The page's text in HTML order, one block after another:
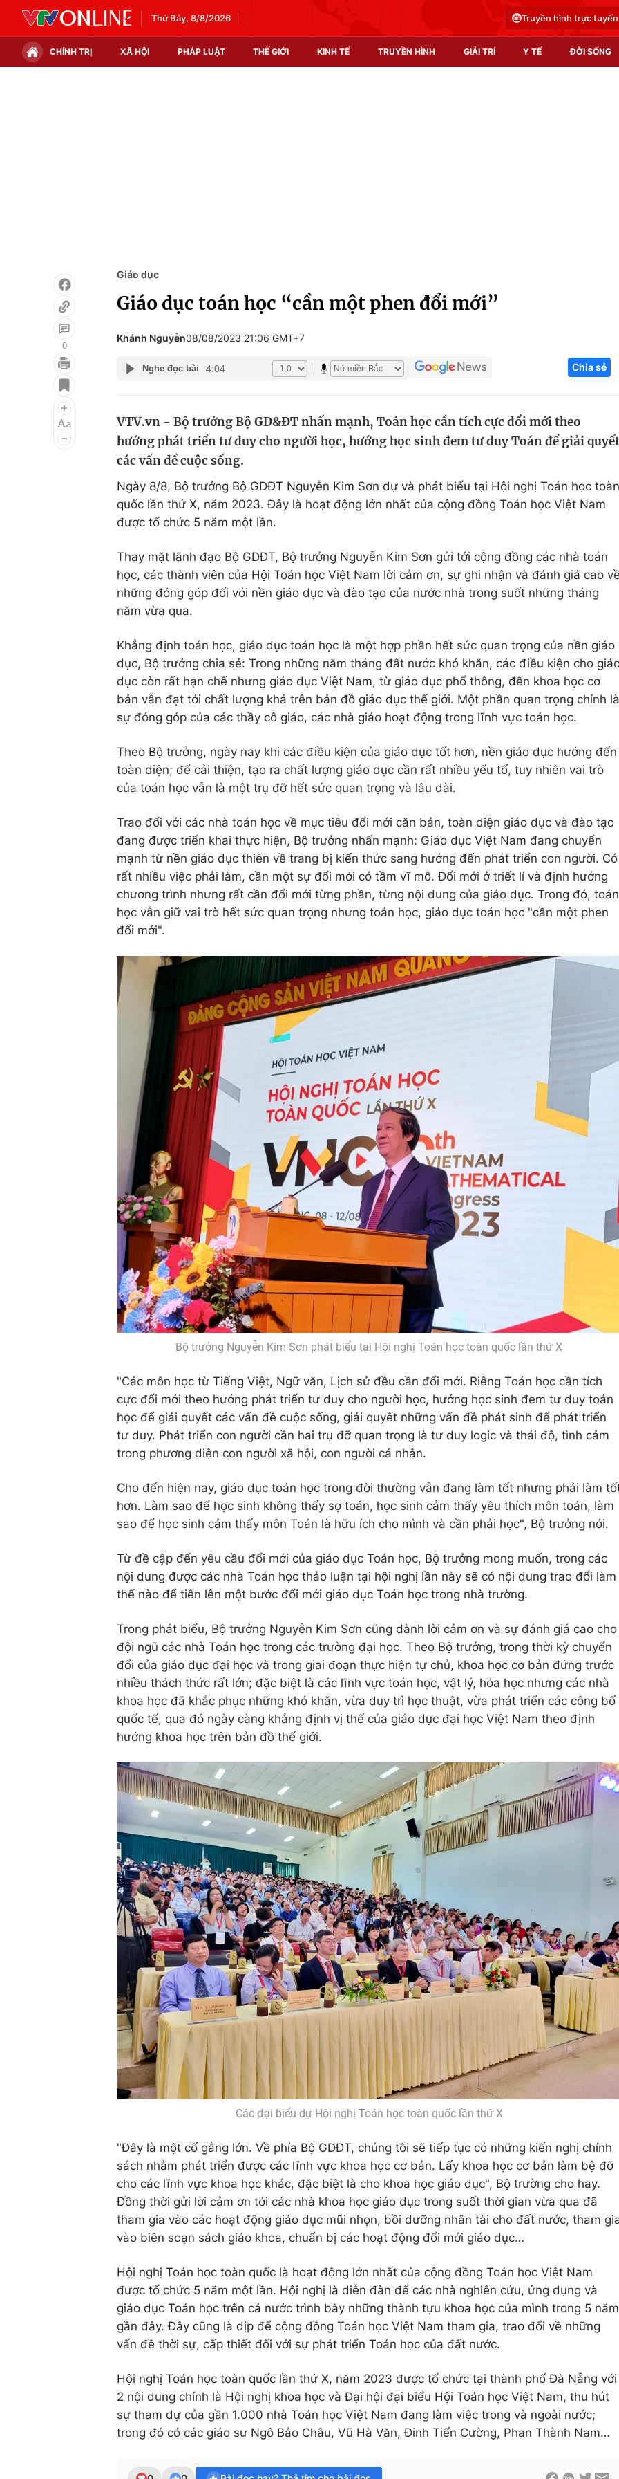
Thứ Bảy, 8/8/2026 Truyền hình trực tuyến
CHÍNH TRỊ XÃ HỘI PHÁP LUẬT THẾ GIỚI KINH TẾ TRUYỀN HÌNH GIẢI TRÍ Y TẾ ĐỜI SỐNG
Điện ảnh
Âm nhạc
Làm đẹp
Chất lượng cuộc sống
Giáo dục
Học trực tuyến
Công nghệ
Sản phẩm
Tư vấn
0
Giáo dục
Giáo dục toán học “cần một phen đổi mới”
Khánh Nguyễn08/08/2023 21:06 GMT+7
Nghe đọc bài 4:04 Chia sẻ
VTV.vn - Bộ trưởng Bộ GD&ĐT nhấn mạnh, Toán học cần tích cực đổi mới theo
hướng phát triển tư duy cho người học, hướng học sinh đem tư duy Toán để giải quyết
các vấn đề cuộc sống.
Ngày 8/8, Bộ trưởng Bộ GDĐT Nguyễn Kim Sơn dự và phát biểu tại Hội nghị Toán học toàn
quốc lần thứ X, năm 2023. Đây là hoạt động lớn nhất của cộng đồng Toán học Việt Nam
được tổ chức 5 năm một lần.
Thay mặt lãnh đạo Bộ GDĐT, Bộ trưởng Nguyễn Kim Sơn gửi tới cộng đồng các nhà toán
học, các thành viên của Hội Toán học Việt Nam lời cảm ơn, sự ghi nhận và đánh giá cao
những đóng góp đối với nền giáo dục và đào tạo của nước nhà trong suốt những tháng
năm vừa qua.
Khẳng định toán học, giáo dục toán học là một hợp phần hết sức quan trọng của nền giáo
dục, Bộ trưởng chia sẻ: Trong những năm tháng đất nước khó khăn, các điều kiện cho
dục còn rất hạn chế nhưng giáo dục Việt Nam, từ giáo dục phổ thông, đến khoa học cơ
bản vẫn đạt tới chất lượng khá trên bản đồ giáo dục thế giới. Một phần quan trọng chính là
sự đóng góp của các thầy cô giáo, các nhà giáo hoạt động trong lĩnh vực toán học.
Theo Bộ trưởng, ngày nay khi các điều kiện của giáo dục tốt hơn, nền giáo dục hướng đến
toàn diện; để cải thiện, tạo ra chất lượng giáo dục cần rất nhiều yếu tố, tuy nhiên vai trò
của toán học vẫn là một trụ đỡ hết sức quan trọng và lâu dài.
Trao đổi với các nhà toán học về mục tiêu đổi mới căn bản, toàn diện giáo dục và đào tạo
đang được triển khai thực hiện, Bộ trưởng nhấn mạnh: Giáo dục Việt Nam đang chuyển
mạnh từ nền giáo dục thiên về trang bị kiến thức sang hướng đến phát triển con người. Có
rất nhiều việc phải làm, cần một sự đổi mới có tầm vĩ mô. Đổi mới ở triết lí và định hướng
chương trình nhưng rất cần đổi mới từng phần, từng nội dung của giáo dục. Trong đó, toán
học vẫn giữ vai trò hết sức quan trọng nhưng toán học, giáo dục toán học "cần một phen
đổi mới".
Bộ trưởng Nguyễn Kim Sơn phát biểu tại Hội nghị Toán học toàn quốc lần thứ X
"Các môn học từ Tiếng Việt, Ngữ văn, Lịch sử đều cần đổi mới. Riêng Toán học cần tích
cực đổi mới theo hướng phát triển tư duy cho người học, hướng học sinh đem tư duy toán
học để giải quyết các vấn đề cuộc sống, giải quyết những vấn đề phát sinh để phát triển
tư duy. Phát triển con người cần hai trụ đỡ quan trọng là tư duy logic và thái độ, tình cảm
trong phương diện con người xã hội, con người cá nhân.
Cho đến hiện nay, giáo dục toán học trong đời thường vẫn đang làm tốt nhưng phải làm
hơn. Làm sao để học sinh không thấy sợ toán, học sinh cảm thấy yêu thích môn toán, làm
sao để học sinh cảm thấy môn Toán là hữu ích cho mình và cần phải học", Bộ trưởng nói.
Từ đề cập đến yêu cầu đổi mới của giáo dục Toán học, Bộ trưởng mong muốn, trong các
nội dung được các nhà Toán học thảo luận tại hội nghị lần này sẽ có nội dung trao đổi làm
thế nào để tiến lên một bước đổi mới giáo dục Toán học trong nhà trường.
Trong phát biểu, Bộ trưởng Nguyễn Kim Sơn cũng dành lời cảm ơn và sự đánh giá cao cho
đội ngũ các nhà Toán học trong các trường đại học. Theo Bộ trưởng, trong thời kỳ chuyển
đổi của giáo dục đại học và trong giai đoạn thực hiện tự chủ, khoa học cơ bản đứng trước
nhiều thách thức rất lớn; đặc biệt là các lĩnh vực toán học, vật lý, hóa học nhưng các nhà
khoa học đã khắc phục những khó khăn, vừa duy trì học thuật, vừa phát triển các công bố
quốc tế, qua đó ngày càng khẳng định vị thế của giáo dục đại học Việt Nam theo định
hướng khoa học trên bản đồ thế giới.
Các đại biểu dự Hội nghị Toán học toàn quốc lần thứ X
"Đây là một cố gắng lớn. Về phía Bộ GDĐT, chúng tôi sẽ tiếp tục có những kiến nghị chính
sách nhằm phát triển được các lĩnh vực khoa học cơ bản. Lấy khoa học cơ bản làm bệ đỡ
cho các lĩnh vực khoa học khác, đặc biệt là cho khoa học giáo dục", Bộ trường cho hay.
Đồng thời gửi lời cảm ơn tới các nhà khoa học giáo dục trong suốt thời gian vừa qua đã
tham gia vào các hoạt động giáo dục mũi nhọn, bồi dưỡng nhân tài cho đất nước, tham
vào biên soạn sách giáo khoa, chuẩn bị các hoạt động đổi mới giáo dục…
Hội nghị Toán học toàn quốc là hoạt động lớn nhất của cộng đồng Toán học Việt Nam
được tổ chức 5 năm một lần. Hội nghị là diễn đàn để các nhà nghiên cứu, ứng dụng và
giáo dục Toán học trên cả nước trình bày những thành tựu khoa học của mình trong 5 năm
gần đây. Đây cũng là dịp để cộng đồng Toán học Việt Nam tham gia, trao đổi về những
vấn đề thời sự, cấp thiết đối với sự phát triển Toán học của đất nước.
Hội nghị Toán học toàn quốc lần thứ X, năm 2023 được tổ chức tại thành phố Đà Nẵng với
2 nội dung chính là Hội nghị khoa học và Đại hội đại biểu Hội Toán học Việt Nam, thu hút
sự tham dự của gần 1.000 nhà Toán học Việt Nam đang làm việc trong và ngoài nước;
trong đó có các giáo sư Ngô Bảo Châu, Vũ Hà Văn, Đinh Tiến Cường, Phan Thành Nam…